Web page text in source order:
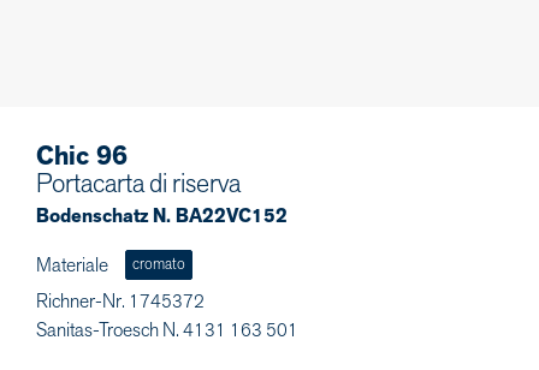
Chic 96
Portacarta di riserva
Bodenschatz N. BA22VC152
Materiale
cromato
Richner-Nr. 1745372
Sanitas-Troesch N. 4131 163 501